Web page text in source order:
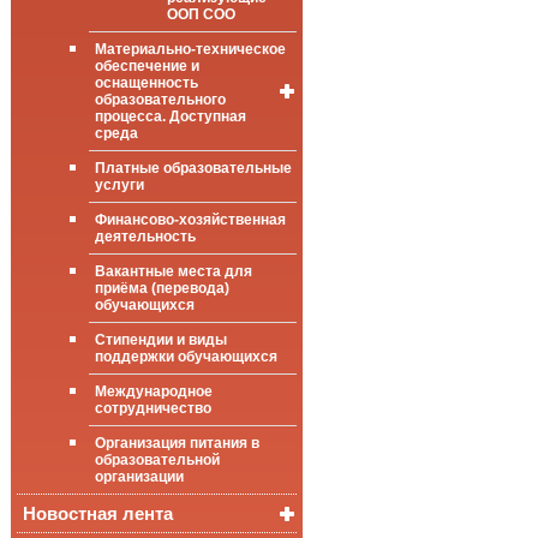
ООП СОО
Материально-техническое
обеспечение и
оснащенность
образовательного
процесса. Доступная
среда
Общие сведения
Цифровая
(электронная)
библиотека
ФГИС «Моя
школа»
Платные образовательные
услуги
Финансово-хозяйственная
деятельность
Вакантные места для
приёма (перевода)
обучающихся
Стипендии и виды
поддержки обучающихся
Международное
сотрудничество
Организация питания в
образовательной
организации
Новостная лента